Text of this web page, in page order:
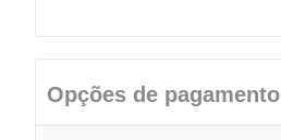
Opções de pagamento